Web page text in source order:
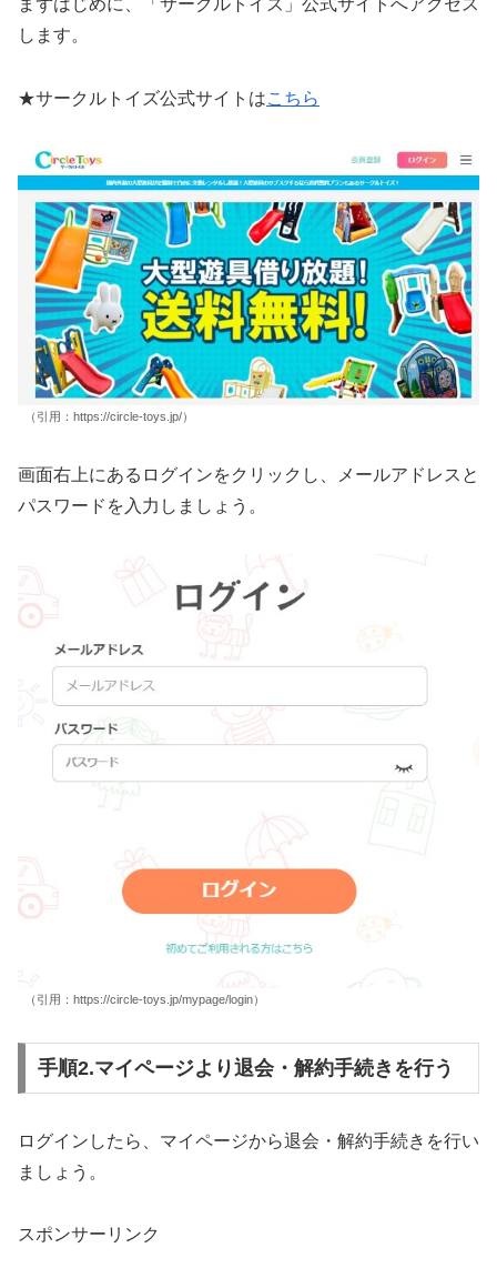
します。
★サークルトイズ公式サイトはこちら
（引用：https://circle-toys.jp/）
画面右上にあるログインをクリックし、メールアドレスと
パスワードを入力しましょう。
（引用：https://circle-toys.jp/mypage/login）
手順2.マイページより退会・解約手続きを行う
ログインしたら、マイページから退会・解約手続きを行い
ましょう。
スポンサーリンク